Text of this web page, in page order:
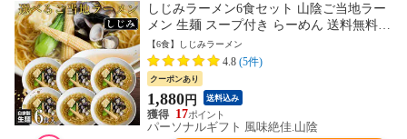
しじみラーメン6食セット 山陰ご当地ラー
メン 生麺 スープ付き らーめん 送料無料
ネコポス
【6食】しじみラーメン
4.8 (5件)
クーポンあり
1,880円 送料込み
17
パーソナルギフト 風味絶佳.山陰